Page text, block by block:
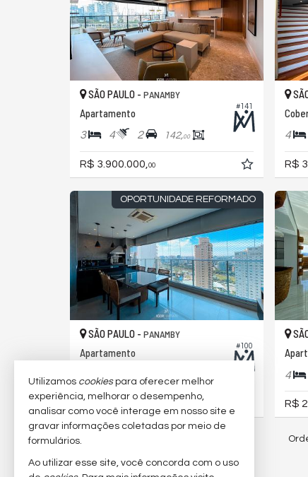
#141
SÃO PAULO - PANAMBY
Apartamento
3 4 2 142,00
R$ 3.900.000,00
4
R$
OPORTUNIDADE REFORMADO
#100
SÃO PAULO - PANAMBY
Apartamento
R$ 2.900.000,
4
R$
32
Utilizamos cookiespara oferecer melhor
experiência, melhorar o desempenho,
analisar como você interage em nosso site e
gravar informações coletadas por meio de
formulários.
Ao utilizar esse site, você concorda com o uso